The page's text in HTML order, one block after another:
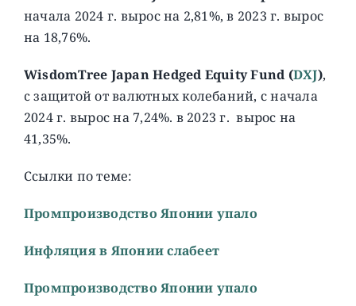
начала 2024 г. вырос на 2,81%, в 2023 г. вырос
на 18,76%.
WisdomTree Japan Hedged Equity Fund (DXJ),
c защитой от валютных колебаний, с начала
2024 г. вырос на 7,24%. в 2023 г. вырос на
41,35%.
Ссылки по теме:
Промпроизводство Японии упало
Инфляция в Японии слабеет
Промпроизводство Японии упало